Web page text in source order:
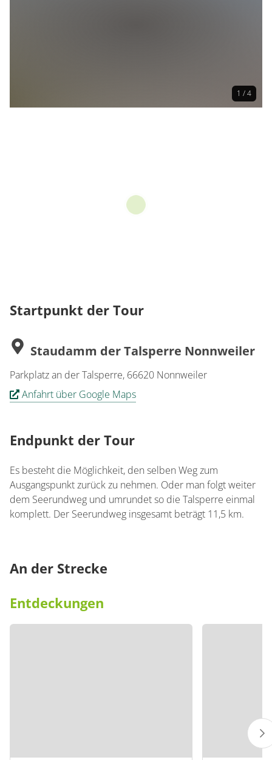
1 / 4
Startpunkt der Tour
Staudamm der Talsperre Nonnweiler
Parkplatz an der Talsperre, 66620 Nonnweiler
Anfahrt über Google Maps
Endpunkt der Tour
Es besteht die Möglichkeit, den selben Weg zum
Ausgangspunkt zurück zu nehmen. Oder man folgt weiter
dem Seerundweg und umrundet so die Talsperre einmal
komplett. Der Seerundweg insgesamt beträgt 11,5 km.
An der Strecke
Entdeckungen